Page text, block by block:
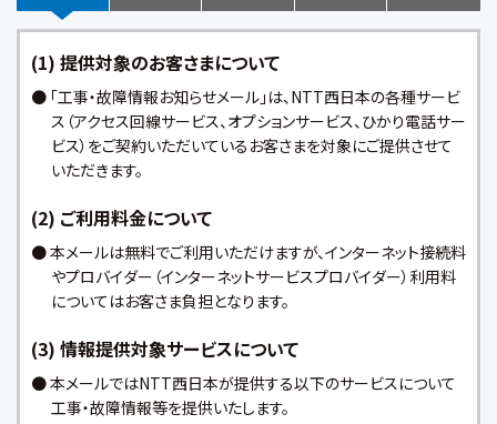
(1) 提供対象のお客さまについて
● 「工事・故障情報お知らせメール」は、NTT西日本の各種サービ
ス（アクセス回線サービス、オプションサービス、ひかり電話サー
ビス）をご契約いただいているお客さまを対象にご提供させて
いただきます。
(2) ご利用料金について
● 本メールは無料でご利用いただけますが、インターネット接続料
やプロバイダー（インターネットサービスプロバイダー）利用料
についてはお客さま負担となります。
(3) 情報提供対象サービスについて
● 本メールではNTT西日本が提供する以下のサービスについて
工事・故障情報等を提供いたします。